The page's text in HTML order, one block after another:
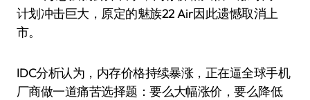
计划冲击巨大，原定的魅族22 Air因此遗憾取消上
市。
IDC分析认为，内存价格持续暴涨，正在逼全球手机
厂商做一道痛苦选择题：要么大幅涨价，要么降低